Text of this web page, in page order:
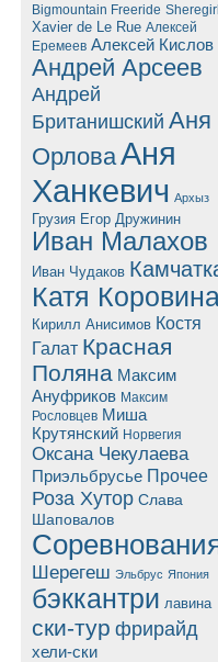
Bigmountain Freeride
Xavier de Le Rue Алексей
Еремеев Алексей Кислов
Андрей Арсеев
Андрей
Британишский Аня
ОрловаАня
Ханкевич Архыз
Грузия Егор Дружинин
Иван Малахов
Иван Чудаков
Катя
Кирилл Анисимов Костя
Галат Красная
Поляна Максим
Ануфриков Максим
Рословцев Миша
Крутянский Норвегия
Оксана Чекулаева
Приэльбрусье Прочее
Роза Хутор Слава
Шаповалов
Шерегеш Эльбрус Япония
бэккантри лавина
ски-тур фрирайд
хели-ски